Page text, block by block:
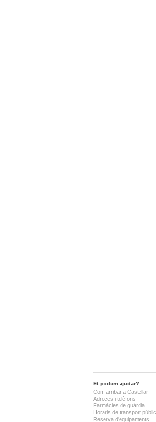
Et podem ajudar?
Com arribar a Castellar
Adreces i telèfons
Farmàcies de guàrdia
Horaris de transport públic
Reserva d'equipaments